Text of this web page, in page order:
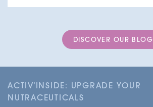
DISCOVER OUR BLOG
ACTIV'INSIDE: UPGRADE YOUR
NUTRACEUTICALS